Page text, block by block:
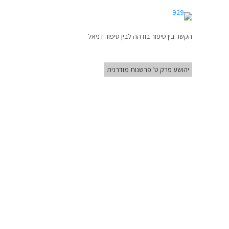
הקשר בין סיפור בודהה לבין סיפור דניאל
יהושע פרק ט׳ פרשנות מודרנית